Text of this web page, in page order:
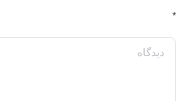
*
دیدگاه